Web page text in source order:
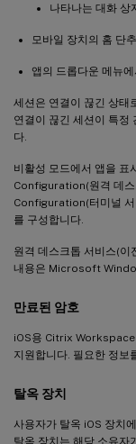
나타나는 대화 상
모바일 장치의 홈 단
앱의 드롭다운 메뉴
세션은 연결이 끊긴 상태
연결이 끊긴 세션이 특정
다.
비활성 모드에서 앱을
Configuration(원격 데
Configuration(터미널 서
를 구성합니다.
원격 데스크톱 서비스(이
내용은 Microsoft
만료된 암호
iOS용 Citrix Workspace
지원합니다. 필요한 정보
탈옥 장치
사용자가 탈옥 iOS 장치
탈옥 장치는 해당 소유자